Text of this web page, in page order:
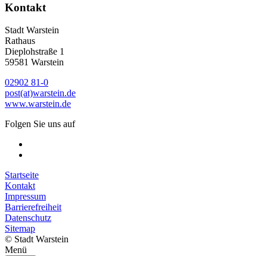
Kontakt
Stadt Warstein
Rathaus
Dieplohstraße 1
59581 Warstein
02902 81-0
post(at)warstein.de
www.warstein.de
Folgen Sie uns auf
Startseite
Kontakt
Impressum
Barrierefreiheit
Datenschutz
Sitemap
© Stadt Warstein
Menü